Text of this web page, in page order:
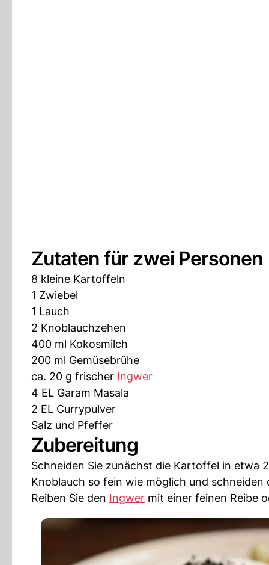
Zutaten für zwei Personen
8 kleine Kartoffeln
1 Zwiebel
1 Lauch
2 Knoblauchzehen
400 ml Kokosmilch
200 ml Gemüsebrühe
ca. 20 g frischer Ingwer
4 EL Garam Masala
2 EL Currypulver
Salz und Pfeffer
Zubereitung
Schneiden Sie zunächst die Kartoffel in etwa
Knoblauch so fein wie möglich und schneiden
Reiben Sie den Ingwer mit einer feinen Reibe